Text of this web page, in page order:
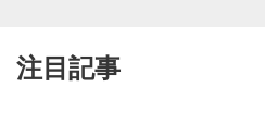
注目記事